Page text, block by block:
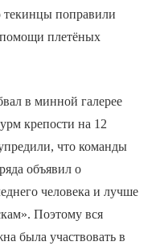
текинцы поправили
плетёных
в минной галерее
крепости на 12
что команды
объявил о
человека и лучше
Поэтому вся
была участвовать в